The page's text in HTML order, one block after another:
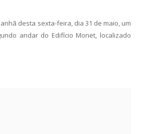
desta sexta-feira, dia 31 de maio, um
andar do Edifício Monet, localizado